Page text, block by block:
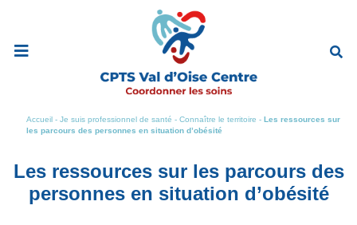
Ouvrir
Accueil - Je suis professionnel de santé - Connaître le territoire - Les ressources sur
les parcours des personnes en situation d’obésité
Les ressources sur les parcours des
personnes en situation d’obésité